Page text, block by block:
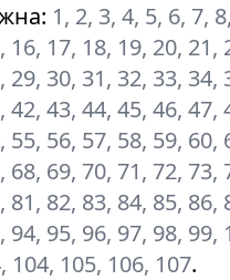
: 1, 2, 3, 4, 5, 6, 7,
16, 17, 18, 19, 20, 21,
29, 30, 31, 32, 33, 34,
42, 43, 44, 45, 46, 47,
55, 56, 57, 58, 59, 60,
68, 69, 70, 71, 72, 73,
81, 82, 83, 84, 85, 86,
94, 95, 96, 97, 98, 99,
104, 105, 106, 107.